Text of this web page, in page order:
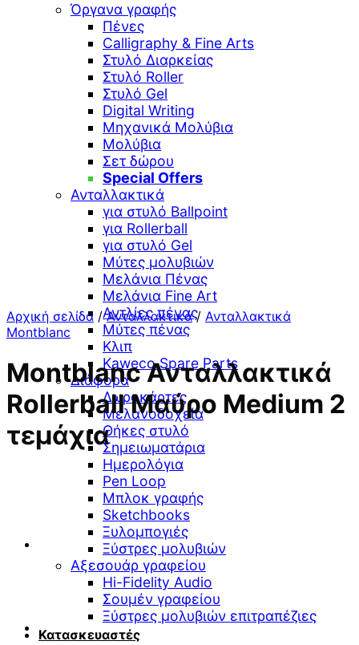
Όργανα γραφής
Πένες
Calligraphy & Fine Arts
Στυλό Διαρκείας
Στυλό Roller
Στυλό Gel
Digital Writing
Μηχανικά Μολύβια
Μολύβια
Σετ δώρου
Special Offers
Ανταλλακτικά
για στυλό Ballpoint
για Rollerball
για στυλό Gel
Μύτες μολυβιών
Μελάνια Πένας
Μελάνια Fine Art
Αντλίες πένας
Μύτες πένας
Κλιπ
Kaweco Spare Parts
Διάφορα
Δωροκάρτες
Μελανοδοχεία
Θήκες στυλό
Σημειωματάρια
Ημερολόγια
Pen Loop
Μπλοκ γραφής
Sketchbooks
Ξυλομπογιές
Ξύστρες μολυβιών
Αξεσουάρ γραφείου
Hi-Fidelity Audio
Σουμέν γραφείου
Ξύστρες μολυβιών επιτραπέζιες
Κατασκευαστές
Αρχική σελίδα / Ανταλλακτικά / Ανταλλακτικά
Montblanc
Montblanc Ανταλλακτικά
Rollerball Μαύρο Medium 2
τεμάχια